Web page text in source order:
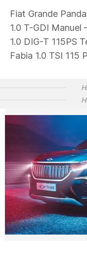
Fiat Grande
1.0 T-GDI
1.0 DIG-T 115PS
Fabia 1.0 TSI 115